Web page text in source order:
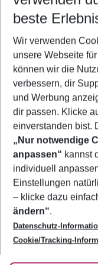
2 Erwachsene
Footer
Footer navigation
Über uns
AGB
Bestpreisgarantie
Cookie-
Cookie-Richtlinie
Agenturbetreuung
Barrierefreies Reisen
Folge uns
beste
Wir verwenden
unsere Webseite
können wir die
verbessern, dir
und Werbung
dir passen. Klicke
einverstanden bist.
„Nur notwendige
anpassen“ kannst
individuell
Einstellungen
– klicke dazu
ändern“.
Datenschutz-
Cookie/Tracking-